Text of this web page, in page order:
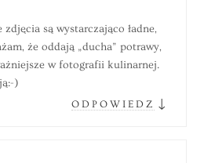
są wystarczająco ładne,
że oddają „ducha” potrawy,
w fotografii kulinarnej.
)
ODPOWIEDZ ↓